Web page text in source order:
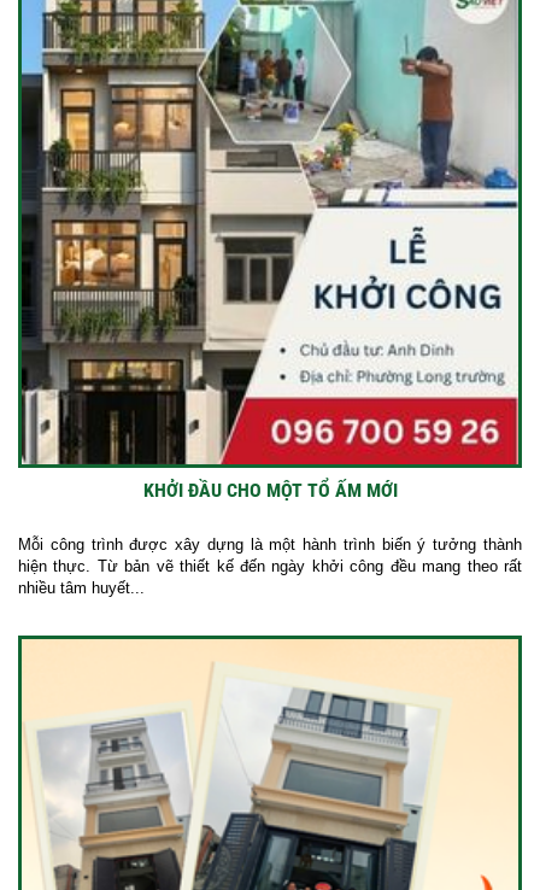
KHỞI ĐẦU CHO MỘT TỔ ẤM MỚI
Mỗi công trình được xây dựng là một hành trình biến ý tưởng thành
hiện thực. Từ bản vẽ thiết kế đến ngày khởi công đều mang theo rất
nhiều tâm huyết...